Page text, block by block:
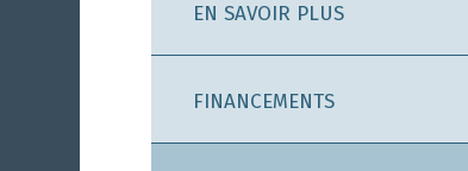
EN SAVOIR PLUS
FINANCEMENTS